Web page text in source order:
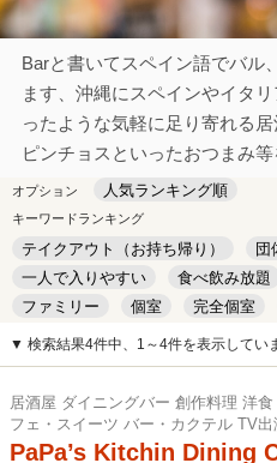
Barと書いてスペイン語でバル
ます、沖縄にスペインやイタ
ったような気軽に足り寄れる
ピンチョスといったおつまみ
オプション 人気ランキング順
キーワードランキング
テイクアウト（お持ち帰り）
団
一人で入りやすい
食べ飲み放題
ファミリー
個室 完全個室
キッズルーム
安い デート
▼ 検索結果4件中、1～4件を表示してい
居酒屋 ダイニングバー 創作料理 洋
フェ・スイーツ バー・カクテル TV出
PaPa’s Kitchin Dining